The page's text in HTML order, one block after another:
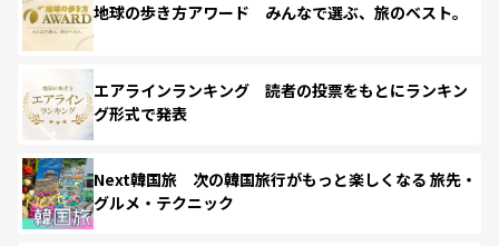
地球の歩き方アワード みんなで選ぶ、旅のベスト。
エアラインランキング 読者の投票をもとにランキン
グ形式で発表
Next韓国旅 次の韓国旅行がもっと楽しくなる 旅先・
グルメ・テクニック